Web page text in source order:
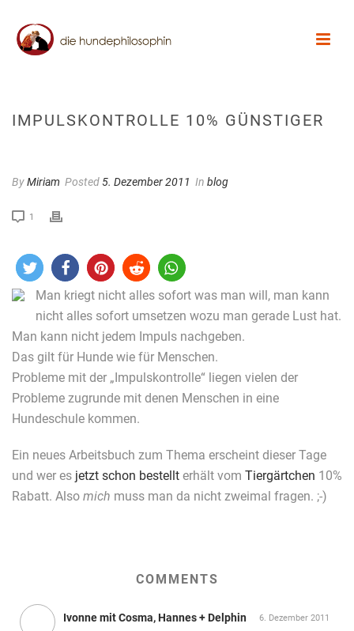
IMPULSKONTROLLE 10% GÜNSTIGER
ByMiriam Posted 5. Dezember 2011 In blog
1
Man kriegt nicht alles sofort was man will, man kann
nicht alles sofort umsetzen wozu man gerade Lust hat.
Man kann nicht jedem Impuls nachgeben.
Das gilt für Hunde wie für Menschen.
Probleme mit der „Impulskontrolle“ liegen vielen der
Probleme zugrunde mit denen Menschen in eine
Hundeschule kommen.
Ein neues Arbeitsbuch zum Thema erscheint dieser Tage
und wer es jetzt schon bestellt erhält vom Tiergärtchen 10%
Rabatt. Also mich muss man da nicht zweimal fragen. ;-)
COMMENTS
Ivonne mit Cosma, Hannes + Delphin 6. Dezember 2011